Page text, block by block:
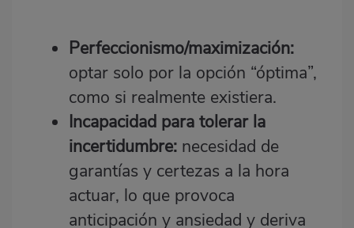
Perfeccionismo/maximización:
optar solo por la opción “óptima”,
como si realmente existiera.
Incapacidad para tolerar la
incertidumbre: necesidad de
garantías y certezas a la hora
actuar, lo que provoca
anticipación y ansiedad y deriva